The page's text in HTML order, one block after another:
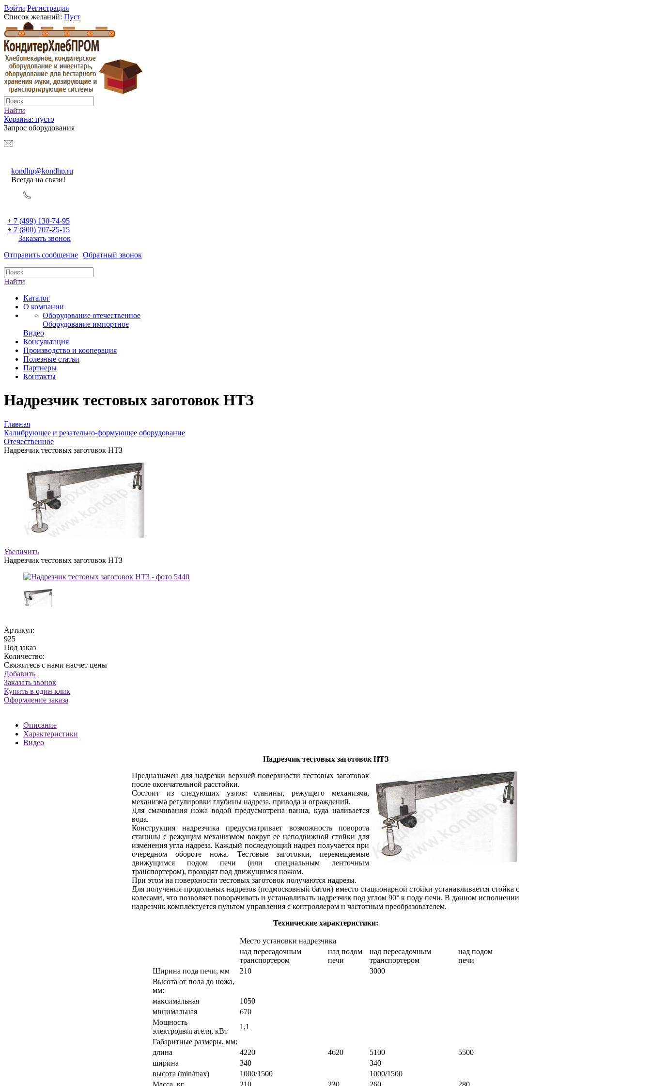
Войти Регистрация
Список желаний: Пуст
Найти
Корзина: пусто
Запрос оборудования
kondhp@kondhp.ru
Всегда на связи!
+ 7 (499) 130-74-95
+ 7 (800) 707-25-15
Заказать звонок
Отправить сообщение Обратный звонок
Найти
Каталог
О компании
Оборудование отечественное
Оборудование импортное
Видео
Консультация
Производство и кооперация
Полезные статьи
Партнеры
Контакты
Надрезчик тестовых заготовок НТЗ
Главная
Калибрующее и резательно-формующее оборудование
Отечественное
Надрезчик тестовых заготовок НТЗ
Увеличить
Надрезчик тестовых заготовок НТЗ
Артикул:
925
Под заказ
Количество:
Свяжитесь с нами насчет цены
Добавить
Заказать звонок
Купить в один клик
Оформление заказа
Описание
Характеристики
Видео
Надрезчик тестовых заготовок НТЗ
Предназначен для надрезки верхней поверхности тестовых заготовок
после окончательной расстойки.
Состоит из следующих узлов: станины, режущего механизма,
механизма регулировки глубины надреза, привода и ограждений.
Для смачивания ножа водой предусмотрена ванна, куда наливается
вода.
Конструкция надрезчика предусматривает возможность поворота
станины с режущим механизмом вокруг ее неподвижной стойки для
изменения угла надреза. Каждый последующий надрез получается при
очередном обороте ножа. Тестовые заготовки, перемещаемые
движущимся подом печи (или специальным ленточным
транспортером), проходят под движущимся ножом.
При этом на поверхности тестовых заготовок получаются надрезы.
Для получения продольных надрезов (подмосковный батон) вместо стационарной стойки устанавливается стойка с
колесами, что позволяет поворачивать и устанавливать надрезчик под углом 90° к поду печи. В данном исполнении
надрезчик комплектуется пультом управления с контроллером н частотным преобразователем.
Технические характеристики:
Место установки надрезчика
над пересадочным
транспортером
над подом
печи
над пересадочным
транспортером
над подом
печи
Ширина пода печи, мм
210
3000
Высота от пола до ножа,
мм:
максимальная
1050
минимальная
670
Мощность
электродвигателя, кВт
1,1
Габаритные размеры, мм:
длина
4220 4620 5100
5500
ширина
340
340
высота (min/max)
1000/1500
1000/1500
Масса, кг
210 230 260 280